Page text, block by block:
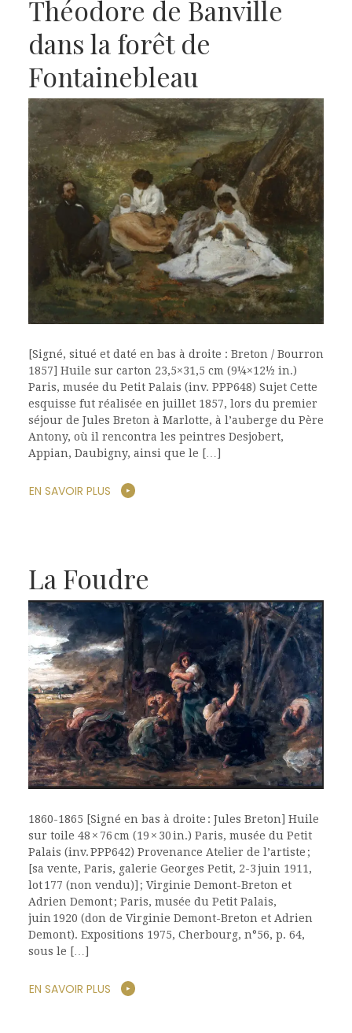
Théodore de Banville
dans la forêt de
Fontainebleau
[Signé, situé et daté en bas à droite : Breton / Bourron
1857] Huile sur carton 23,5×31,5 cm (9¼×12½ in.)
Paris, musée du Petit Palais (inv. PPP648) Sujet Cette
esquisse fut réalisée en juillet 1857, lors du premier
séjour de Jules Breton à Marlotte, à l’auberge du Père
Antony, où il rencontra les peintres Desjobert,
Appian, Daubigny, ainsi que le […]
EN SAVOIR PLUS
La Foudre
1860-1865 [Signé en bas à droite : Jules Breton] Huile
sur toile 48 × 76 cm (19 × 30 in.) Paris, musée du Petit
Palais (inv. PPP642) Provenance Atelier de l’artiste ;
[sa vente, Paris, galerie Georges Petit, 2-3 juin 1911,
lot 177 (non vendu)] ; Virginie Demont-Breton et
Adrien Demont ; Paris, musée du Petit Palais,
juin 1920 (don de Virginie Demont-Breton et Adrien
Demont). Expositions 1975, Cherbourg, n°56, p. 64,
sous le […]
EN SAVOIR PLUS